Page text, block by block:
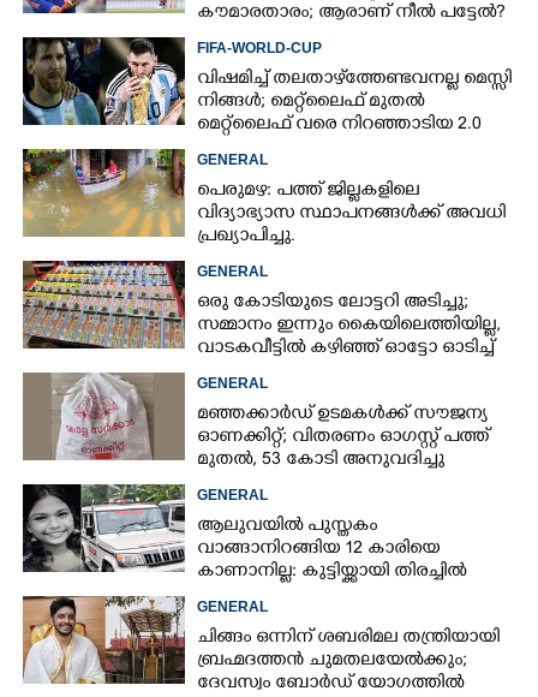
കൗമാരതാരം; ആരാണ് നീൽ പട്ടേൽ?
FIFA-WORLD-CUP
വിഷമിച്ച് തലതാഴ്‌ത്തേണ്ടവനല്ല മെസ്സി
നിങ്ങള്‍; മെറ്റ്‌ലൈഫ് മുതല്‍
മെറ്റ്‌ലൈഫ് വരെ നിറഞ്ഞാടിയ 2.0
GENERAL
പെരുമഴ: പത്ത് ജില്ലകളിലെ
വിദ്യാഭ്യാസ സ്ഥാപനങ്ങൾക്ക് അവധി
പ്രഖ്യാപിച്ചു.
GENERAL
ഒരു കോടിയുടെ ലോട്ടറി അടിച്ചു;
സമ്മാനം ഇന്നും കൈയിലെത്തിയില്ല,
വാടകവീട്ടിൽ കഴിഞ്ഞ് ഓട്ടോ ഓടിച്ച്
GENERAL
മഞ്ഞക്കാർഡ് ഉടമകൾക്ക് സൗജന്യ
ഓണക്കിറ്റ്; വിതരണം ഓഗസ്റ്റ് പത്ത്
മുതൽ, 53 കോടി അനുവദിച്ചു
GENERAL
ആലുവയിൽ പുസ്തകം
വാങ്ങാനിറങ്ങിയ 12 കാരിയെ
കാണാനില്ല: കുട്ടിയ്ക്കായി തിരച്ചിൽ
GENERAL
ചിങ്ങം ഒന്നിന് ശബരിമല തന്ത്രിയായി
ബ്രഹ്മദത്തൻ ചുമതലയേൽക്കും;
ദേവസ്വം ബോർഡ് യോഗത്തിൽ